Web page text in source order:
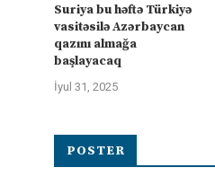
Suriya bu həftə Türkiyə
vasitəsilə Azərbaycan
qazını almağa
başlayacaq
İyul 31, 2025
POSTER